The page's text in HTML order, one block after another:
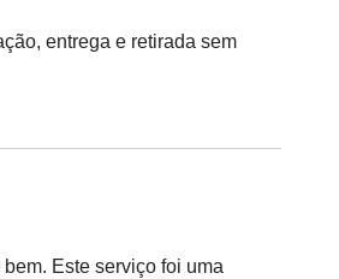
entrega e retirada sem
Este serviço foi uma